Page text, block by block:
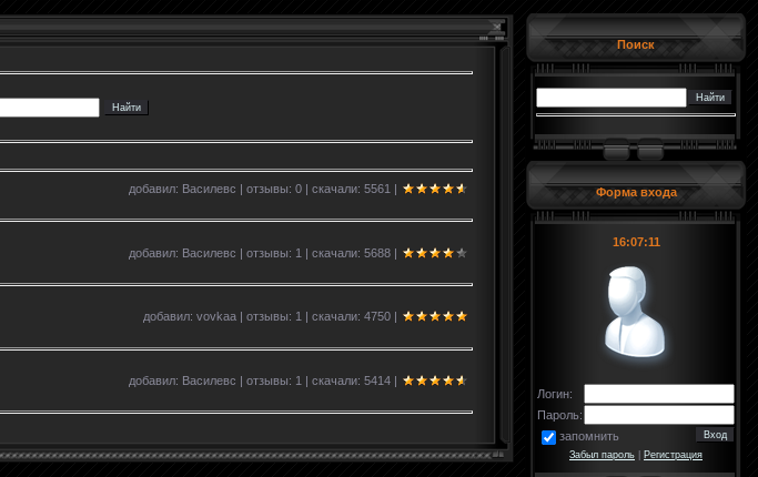
добавил: Василевс | отзывы: 0 | скачали: 5561 |
добавил: Василевс | отзывы: 1 | скачали: 5688 |
добавил: vovkaa | отзывы: 1 | скачали: 4750 |
добавил: Василевс | отзывы: 1 | скачали: 5414 |
Поиск
Форма входа
16:07:11
Логин:
Пароль:
запомнить
Забыл пароль Регистрация